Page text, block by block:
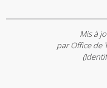
Mis à
par Office de